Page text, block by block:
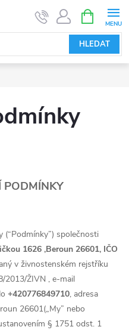
HLEDAT
NÁKUPNÍ
KOŠÍK
PODMÍNKY
společnosti
1626 ,Beroun 26601, IČO
v živnostenském rejstříku
2013/ŽIVN , e-mail
+420776849710, adresa
26601(„My” nebo
§ 1751 odst. 1